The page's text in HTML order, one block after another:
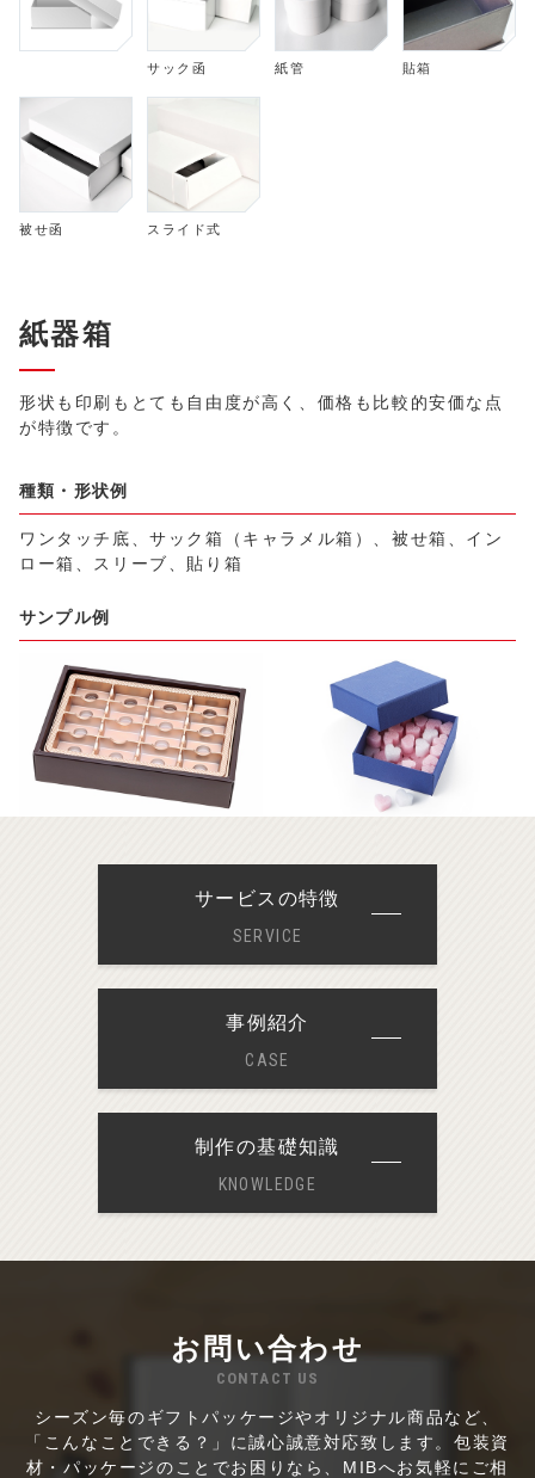
サック函 紙管 貼箱
被せ函 スライド式
紙器箱
形状も印刷もとても自由度が高く、価格も比較的安価な点
が特徴です。
種類・形状例
ワンタッチ底、サック箱（キャラメル箱）、被せ箱、イン
ロー箱、スリーブ、貼り箱
サンプル例
サービスの特徴
SERVICE
事例紹介
CASE
制作の基礎知識
KNOWLEDGE
お問い合わせ
CONTACT US
シーズン毎のギフトパッケージやオリジナル商品など、
「こんなことできる？」に誠心誠意対応致します。 包装資
材・パッケージのことでお困りなら、MIBへお気軽にご相